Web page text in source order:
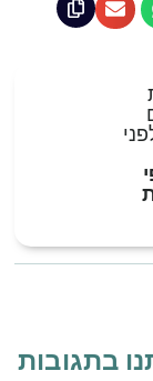
בתגובות